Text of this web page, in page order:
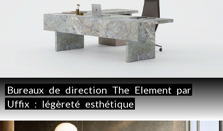
Bureaux de direction The Element par
Uffix : légèreté esthétique